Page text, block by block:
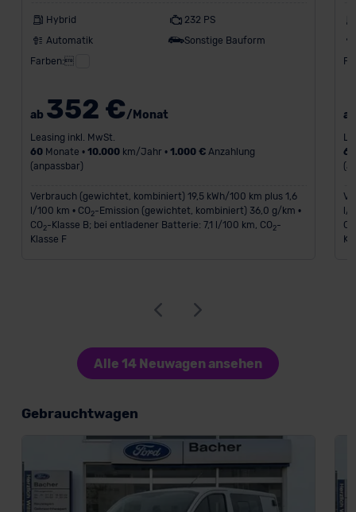
Hybrid
232 PS
Automatik
Sonstige Bauform
Farben:
ab 352 €/Monat
Leasing inkl. MwSt.
60Monate • 10.000km/Jahr • 1.000 €Anzahlung
(anpassbar)
Verbrauch (gewichtet, kombiniert) 19,5 kWh/100 km plus 1,6
l/100 km • CO 2-Emission (gewichtet, kombiniert) 36,0 g/km •
CO 2-Klasse B; bei entladener Batterie: 7,1 l/100 km, CO 2-
Klasse F
60
l/
CO
Alle 14 Neuwagen ansehen
Gebrauchtwagen